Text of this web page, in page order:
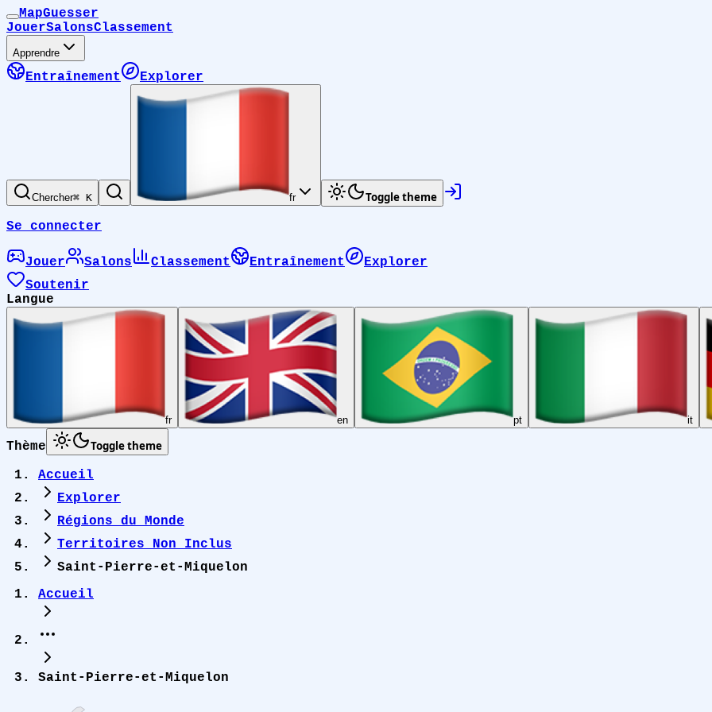
MapGuesser
JouerSalonsClassement
Apprendre
Entraînement Explorer
Chercher⌘ K fr Toggle theme
Se connecter
Jouer Salons Classement Entraînement
Explorer
Soutenir
Langue
fr en pt it
Thème Toggle theme
Accueil
Explorer
Régions du Monde
Territoires Non Inclus
Saint-Pierre-et-Miquelon
Accueil
Saint-Pierre-et-Miquelon